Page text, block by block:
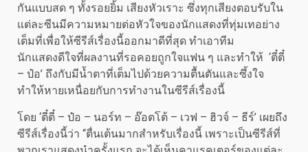
กันแบบสด ๆ ทั้งรอยยิ้ม เสียงหัวเราะ ซึ่งทุกเสียงตอบรับใน
แต่ละซีนมีความหมายต่อหัวใจของนักแสดงที่ทุ่มเทอย่าง
เต็มที่เพื่อให้ซีรีส์เรื่องนี้ออกมาดีที่สุด ทำเอาทีม
นักแสดงดีใจที่ผลงานที่รอคอยถูกใจแฟน ๆ และทำให้ ‘ตี๋ตี๋
– ป๋อ’ ถึงกับมีน้ำตาที่เต็มไปด้วยความตื้นตันและซึ้งใจ
ทำให้หายเหนื่อยกับการทำงานในซีรีส์เรื่องนี้
โดย ‘ตี๋ตี๋ – ป๋อ – นอร์ท – อ๊อตโต้ – เวฟ – ฮิวจ์ – ธีร์’ เผยถึง
ซีรีส์เรื่องนี้ว่า “ตื่นเต้นมากสำหรับเรื่องนี้ เพราะเป็นซีรีส์ที่